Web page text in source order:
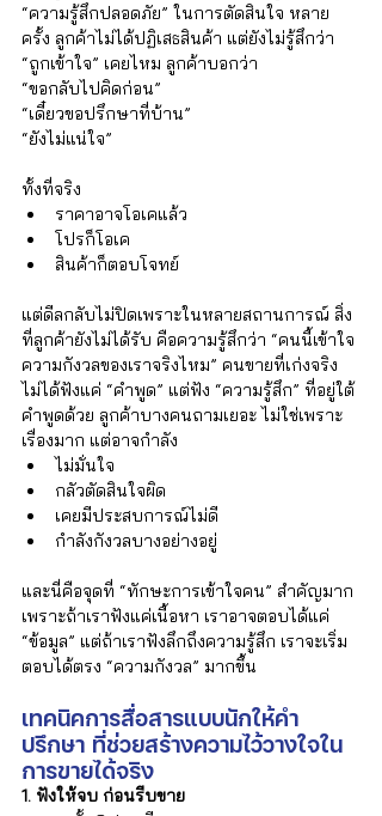
“ความรู้สึกปลอดภัย” ในการตัดสินใจ หลาย
ครั้ง ลูกค้าไม่ได้ปฏิเสธสินค้า แต่ยังไม่รู้สึกว่า
“ถูกเข้าใจ” เคยไหม ลูกค้าบอกว่า
“ขอกลับไปคิดก่อน”
“เดี๋ยวขอปรึกษาที่บ้าน”
“ยังไม่แน่ใจ”
ทั้งที่จริง
ราคาอาจโอเคแล้ว
โปรก็โอเค
สินค้าก็ตอบโจทย์
แต่ดีลกลับไม่ปิดเพราะในหลายสถานการณ์ สิ่ง
ที่ลูกค้ายังไม่ได้รับ คือความรู้สึกว่า “คนนี้เข้าใจ
ความกังวลของเราจริงไหม” คนขายที่เก่งจริง
ไม่ได้ฟังแค่ “คำพูด” แต่ฟัง “ความรู้สึก” ที่อยู่ใต้
คำพูดด้วย ลูกค้าบางคนถามเยอะ ไม่ใช่เพราะ
เรื่องมาก แต่อาจกำลัง
ไม่มั่นใจ
กลัวตัดสินใจผิด
เคยมีประสบการณ์ไม่ดี
กำลังกังวลบางอย่างอยู่
และนี่คือจุดที่ “ทักษะการเข้าใจคน” สำคัญมาก
เพราะถ้าเราฟังแค่เนื้อหา เราอาจตอบได้แค่
“ข้อมูล” แต่ถ้าเราฟังลึกถึงความรู้สึก เราจะเริ่ม
ตอบได้ตรง “ความกังวล” มากขึ้น
เทคนิคการสื่อสารแบบนักให้คำ
ปรึกษา ที่ช่วยสร้างความไว้วางใจใน
การขายได้จริง
1. ฟังให้จบ ก่อนรีบขาย